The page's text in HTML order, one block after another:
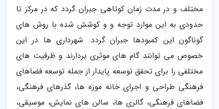
مختلف و در مدت زمان کوتاهی جبران گردد که در مرکز تا
حدودی به این موارد توجه و و کوشش شده با روش های
گوناگون این کمبودها جبران گردد. شهرداری ها در این
خصوص می توانند گام های موثری بردارند و ظرفیت های
مختلفی را برای تحقق توسعه پایدار از جمله توسعه فضاهای
فرهنگی طراحی و اجرای خانه موزه ها، گذرهای فرهنگی،
فضاهای فرهنگی، گالری ها، سالن های نمایش، موسیقی،